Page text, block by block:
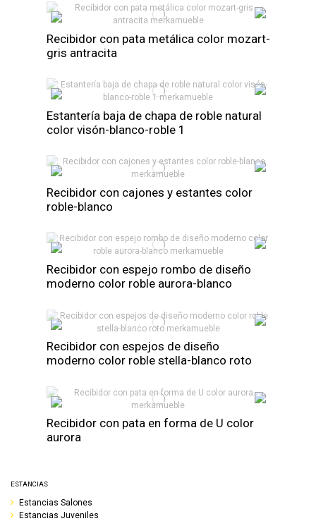
Recibidor con pata metálica color mozart-
gris antracita
Estantería baja de chapa de roble natural
color visón-blanco-roble 1
Recibidor con cajones y estantes color
roble-blanco
Recibidor con espejo rombo de diseño
moderno color roble aurora-blanco
Recibidor con espejos de diseño
moderno color roble stella-blanco roto
Recibidor con pata en forma de U color
aurora
ESTANCIAS
Estancias Salones
Estancias Juveniles